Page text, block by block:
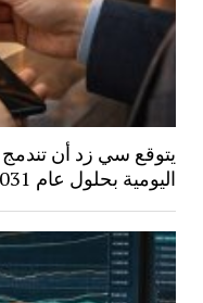
يتوقع سي زد أن تندمج
اليومية بحلول عام 2031